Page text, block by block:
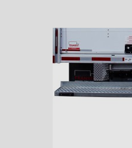
Poignées et serrures
Ventilations